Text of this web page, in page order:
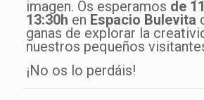
imagen. Os esperamos de
13:30h en Espacio Bulevita
ganas de explorar la
nuestros pequeños
¡No os lo perdáis!